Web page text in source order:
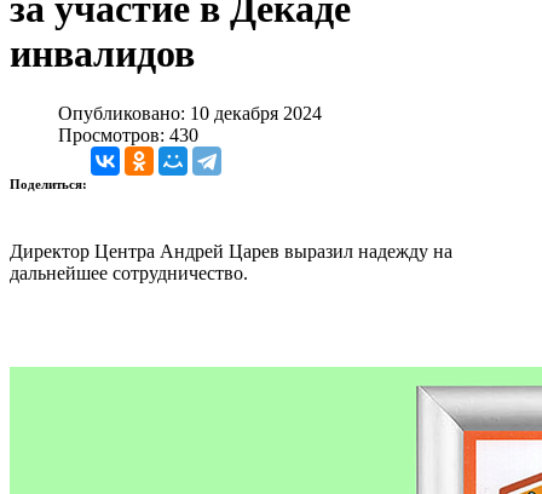
за участие в Декаде
инвалидов
Опубликовано: 10 декабря 2024
Просмотров: 430
Поделиться:
Директор Центра Андрей Царев выразил надежду на
дальнейшее сотрудничество.